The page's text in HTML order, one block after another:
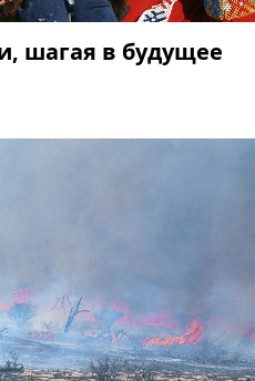
шагая в будущее